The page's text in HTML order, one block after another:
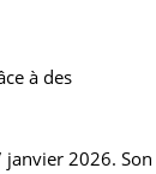
à des
janvier 2026. Son